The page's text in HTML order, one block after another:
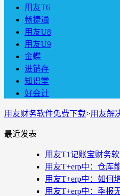
用友T6
畅捷通
用友U8
用友U9
金蝶
进销存
知识堂
好会计
用友财务软件免费下载>用友解
最近发表
用友T1记账宝财务
用友T+erp中：仓库
用友T+erp中：如何
用友T+erp中：季报